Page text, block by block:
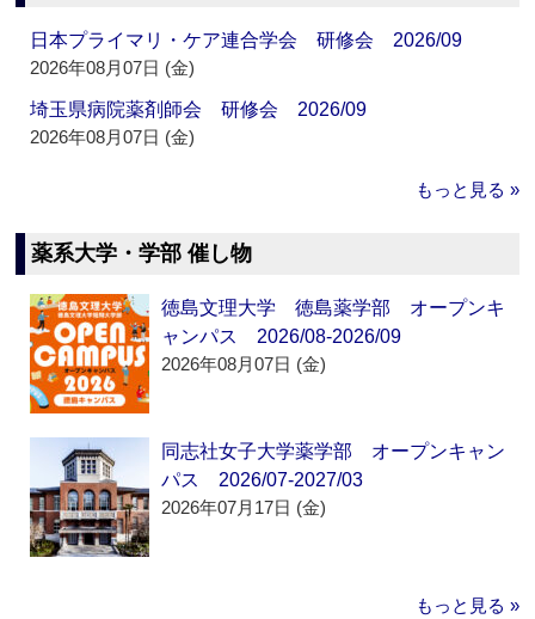
日本プライマリ・ケア連合学会 研修会 2026/09
2026年08月07日 (金)
埼玉県病院薬剤師会 研修会 2026/09
2026年08月07日 (金)
もっと見る »
薬系大学・学部 催し物
徳島文理大学 徳島薬学部 オープンキ
ャンパス 2026/08-2026/09
2026年08月07日 (金)
同志社女子大学薬学部 オープンキャン
パス 2026/07-2027/03
2026年07月17日 (金)
もっと見る »